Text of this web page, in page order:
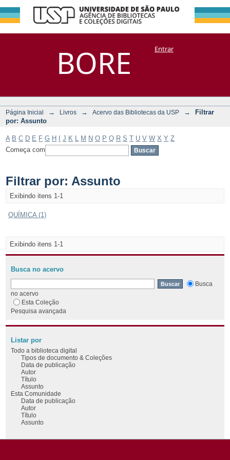
BORE
Filtrar por:
Assunto
DSpace/Manakin + CoriscoEntrar
Página Inicial → Livros → Acervo das Bibliotecas da USP →
Filtrar
por: Assunto
A B C D E F G H J K M N O P Q R S T U V W X Y Z
Começa com
Filtrar por: Assunto
Exibindo itens 1-1
QUÍMICA (1)
Exibindo itens 1-1
Busca no acervo
Busca
no acervo
Esta Coleção
Pesquisa avançada
Listar por
Todo a biblioteca digital
Tipos de documento & Coleções
Data de publicação
Autor
Título
Assunto
Esta Comunidade
Data de publicação
Autor
Título
Assunto